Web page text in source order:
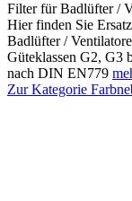
Filter für Badlüfter /
Hier finden Sie
Badlüfter /
Güteklassen G2, G3
nach DIN EN779
Zur Kategorie